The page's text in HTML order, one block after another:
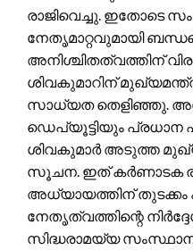
രാജിവെച്ചു. ഇതോടെ
നേതൃമാറ്റവുമായി
അനിശ്ചിതത്വത്തിന്
ശിവകുമാറിന്
സാധ്യത തെളിഞ്ഞു.
ഡെപ്യൂട്ടിയും പ്രധാന
ശിവകുമാർ അടുത്ത
സൂചന. ഇത് കർണാടക
അധ്യായത്തിന്
നേതൃത്വത്തിന്റെ
സിദ്ധരാമയ്യ സംസ്ഥാന